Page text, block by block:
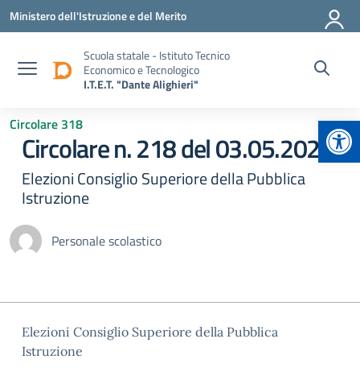
Vai ai contenuti
Vai al menu di navigazione
Vai al footer
Ministero dell'Istruzione e del Merito
Scuola statale - Istituto Tecnico
Economico e Tecnologico
I.T.E.T. "Dante Alighieri"
Circolare 318
Circolare n. 218 del 03.05.2024
Elezioni Consiglio Superiore della Pubblica
Istruzione
Personale scolastico
Elezioni Consiglio Superiore della Pubblica
Istruzione